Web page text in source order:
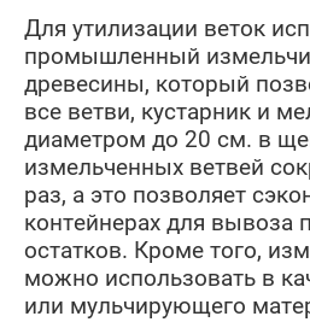
Для утилизации веток
промышленный
древесины, который
все ветви, кустарник и
диаметром до 20 см. в
измельченных ветвей
раз, а это позволяет
контейнерах для вывоза
остатков. Кроме того,
можно использовать в
или мульчирующего